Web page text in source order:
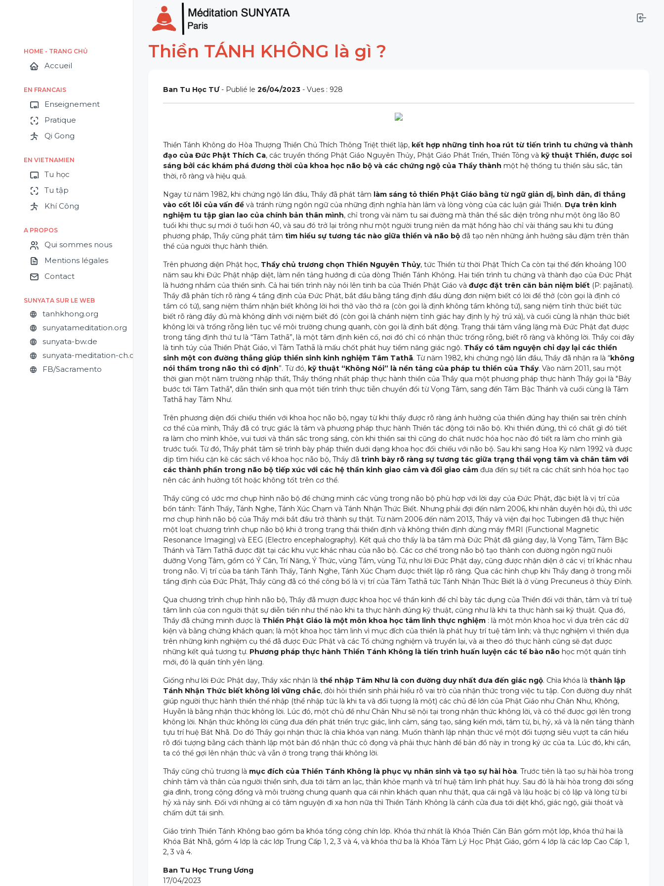
HOME - TRANG CHỦ
Accueil
EN FRANCAIS
Enseignement
Pratique
Qi Gong
EN VIETNAMIEN
Tu học
Tu tập
Khí Công
A PROPOS
Qui sommes nous
Mentions légales
Contact
SUNYATA SUR LE WEB
tanhkhong.org
sunyatameditation.org
sunyata-bw.de
sunyata-meditation-ch.org
FB/Sacramento
Thiền TÁNH KHÔNG là gì ?
Ban Tu Học TƯ- Publié le 26/04/2023 - Vues : 928
Thiền Tánh Không do Hòa Thượng Thiền Chủ Thích Thông Triệt thiết lập, kết hợp những tinh hoa rút từ tiến trình tu chứng và thành
đạo của Đức Phật Thích Ca, các truyền thống Phật Giáo Nguyên Thủy, Phật Giáo Phát Triển, Thiền Tông và kỹ thuật Thiền, được soi
sáng bởi các khám phá đương thời của khoa học não bộ và các chứng ngộ của Thầy thành một hệ thống tu thiền sâu sắc, tân
thời, rõ ràng và hiệu quả.
Ngay từ năm 1982, khi chứng ngộ lần đầu, Thầy đã phát tâm làm sáng tỏ thiền Phật Giáo bằng từ ngữ giản dị, bình dân, đi thẳng
vào cốt lõi của vấn đề và tránh rừng ngôn ngữ của những định nghĩa hàn lâm và lòng vòng của các luận giải Thiền. Dựa trên kinh
nghiệm tu tập gian lao của chính bản thân mình, chỉ trong vài năm tu sai đường mà thân thể sắc diện trông như một ông lão 80
tuổi khi thực sự mới ở tuổi hơn 40, và sau đó trở lại trông như một người trung niên da mặt hồng hào chỉ vài tháng sau khi tu đúng
phương pháp, Thầy cũng phát tâm tìm hiểu sự tương tác nào giữa thiền và não bộ đã tạo nên những ảnh hưởng sâu đậm trên thân
thể của người thực hành thiền.
Trên phương diện Phật học, Thầy chủ trương chọn Thiền Nguyên Thủy, tức Thiền từ thời Phật Thích Ca còn tại thế đến khoảng 100
năm sau khi Đức Phật nhập diệt, làm nền tảng hướng đi của dòng Thiền Tánh Không. Hai tiến trình tu chứng và thành đạo của Đức Phật
là hướng nhắm của thiền sinh. Cả hai tiến trình này nói lên tinh ba của Thiền Phật Giáo và được đặt trên căn bản niệm biết (P: pajānati).
Thầy đã phân tích rõ ràng 4 tầng định của Đức Phật, bắt đầu bằng tầng định đầu dùng đơn niệm biết có lời để thở (còn gọi là định có
tầm có tứ), sang niệm thầm nhận biết không lời hơi thở vào thở ra (còn gọi là định không tầm không tứ), sang niệm tỉnh thức biết tức
biết rõ ràng đầy đủ mà không dính với niệm biết đó (còn gọi là chánh niệm tỉnh giác hay định ly hỷ trú xả), và cuối cùng là nhận thức biết
không lời và trống rỗng liên tục về môi trường chung quanh, còn gọi là định bất động. Trạng thái tâm vắng lặng mà Đức Phật đạt được
trong tầng định thứ tư là “Tâm Tathā”, là một tâm định kiên cố, nơi đó chỉ có nhận thức trống rỗng, biết rõ ràng và không lời. Thầy coi đây
là tinh túy của Thiền Phật Giáo, vì Tâm Tathā là mấu chốt phát huy tiềm năng giác ngộ. Thầy có tâm nguyện chỉ dạy lại các thiền
sinh một con đường thẳng giúp thiền sinh kinh nghiệm Tâm Tathā. Từ năm 1982, khi chứng ngộ lần đầu, Thầy đã nhận ra là “không
nói thầm trong não thì có định”. Từ đó, kỹ thuật “Không Nói” là nền tảng của pháp tu thiền của Thầy. Vào năm 2011, sau một
thời gian một năm trường nhập thất, Thầy thống nhất pháp thực hành thiền của Thầy qua một phương pháp thực hành Thầy gọi là "Bảy
bước tới Tâm Tathā", dẫn thiền sinh qua một tiến trình thực tiễn chuyển đổi từ Vọng Tâm, sang đến Tâm Bậc Thánh và cuối cùng là Tâm
Tathā hay Tâm Như.
Trên phương diện đối chiếu thiền với khoa học não bộ, ngay từ khi thấy được rõ ràng ảnh hưởng của thiền đúng hay thiền sai trên chính
cơ thể của mình, Thầy đã có trực giác là tâm và phương pháp thực hành Thiền tác động tới não bộ. Khi thiền đúng, thì có chất gì đó tiết
ra làm cho mình khỏe, vui tươi và thần sắc trong sáng, còn khi thiền sai thì cũng do chất nước hóa học nào đó tiết ra làm cho mình già
trước tuổi. Từ đó, Thầy phát tâm sẽ trình bày pháp thiền dưới dạng khoa học đối chiếu với não bộ. Sau khi sang Hoa Kỳ năm 1992 và được
dịp tìm hiểu cặn kẽ các sách về khoa học não bộ, Thầy đã trình bày rõ ràng sự tương tác giữa trạng thái vọng tâm và chân tâm với
các thành phần trong não bộ tiếp xúc với các hệ thần kinh giao cảm và đối giao cảm đưa đến sự tiết ra các chất sinh hóa học tạo
nên các ảnh hưởng tốt hoặc không tốt trên cơ thể.
Thầy cũng có ước mơ chụp hình não bộ để chứng minh các vùng trong não bộ phù hợp với lời dạy của Đức Phật, đặc biệt là vị trí của
bốn tánh: Tánh Thấy, Tánh Nghe, Tánh Xúc Chạm và Tánh Nhận Thức Biết. Nhưng phải đợi đến năm 2006, khi nhân duyên hội đủ, thì ước
mơ chụp hình não bộ của Thầy mới bắt đầu trở thành sự thật. Từ năm 2006 đến năm 2013, Thầy và viện đại học Tubingen đã thực hiện
một loạt chương trình chụp não bộ khi ở trong trạng thái thiền định và không thiền định dùng máy fMRI (Functional Magnetic
Resonance Imaging) và EEG (Electro encephalography). Kết quả cho thấy là ba tâm mà Đức Phật đã giảng dạy, là Vọng Tâm, Tâm Bậc
Thánh và Tâm Tathā được đặt tại các khu vực khác nhau của não bộ. Các cơ chế trong não bộ tạo thành con đường ngôn ngữ nuôi
dưỡng Vọng Tâm, gồm có Ý Căn, Trí Năng, Ý Thức, vùng Tầm, vùng Tứ, như lời Đức Phật dạy, cũng được nhận diện ở các vị trí khác nhau
trong não. Vị trí của ba tánh Tánh Thấy, Tánh Nghe, Tánh Xúc Chạm được thiết lập rõ ràng. Qua các hình chụp khi Thầy đang ở trong mỗi
tầng định của Đức Phật, Thầy cũng đã có thể công bố là vị trí của Tâm Tathā tức Tánh Nhận Thức Biết là ở vùng Precuneus ở thùy Đỉnh.
Qua chương trình chụp hình não bộ, Thầy đã mượn được khoa học về thần kinh để chỉ bày tác dụng của Thiền đối với thân, tâm và trí tuệ
tâm linh của con người thật sự diễn tiến như thế nào khi ta thực hành đúng kỹ thuật, cũng như là khi ta thực hành sai kỹ thuật. Qua đó,
Thầy đã chứng minh được là Thiền Phật Giáo là một môn khoa học tâm linh thực nghiệm : là một môn khoa học vì dựa trên các dữ
kiện và bằng chứng khách quan; là một khoa học tâm linh vì mục đích của thiền là phát huy trí tuệ tâm linh; và thực nghiệm vì thiền dựa
trên những kinh nghiệm cụ thể đã được Đức Phật và các Tổ chứng nghiệm và truyền lại, và ai theo đó thực hành cũng sẽ đạt được
những kết quả tương tự. Phương pháp thực hành Thiền Tánh Không là tiến trình huấn luyện các tế bào não học một quán tính
mới, đó là quán tính yên lặng.
Giống như lời Đức Phật dạy, Thầy xác nhận là thể nhập Tâm Như là con đường duy nhất đưa đến giác ngộ. Chìa khóa là thành lập
Tánh Nhận Thức biết không lời vững chắc, đòi hỏi thiền sinh phải hiểu rõ vai trò của nhận thức trong việc tu tập. Con đường duy nhất
giúp người thực hành thiền thể nhập (thể nhập tức là khi ta và đối tượng là một) các chủ đề lớn của Phật Giáo như Chân Như, Không,
Huyễn là bằng nhận thức không lời. Lúc đó, một chủ đề như Chân Như sẽ nội tại trong nhận thức không lời, và có thể được gợi lên trong
không lời. Nhận thức không lời cũng đưa đến phát triển trực giác, linh cảm, sáng tạo, sáng kiến mới, tâm từ, bi, hỷ, xả và là nền tảng thành
tựu trí huệ Bát Nhã. Do đó Thầy gọi nhận thức là chìa khóa vạn năng. Muốn thành lập nhận thức về một đối tượng siêu vượt ta cần hiểu
rõ đối tượng bằng cách thành lập một bản đồ nhận thức cô đọng và phải thực hành để bản đồ này in trong ký ức của ta. Lúc đó, khi cần,
ta có thể gợi lên nhận thức và vẫn ở trong trạng thái không lời.
Thầy cũng chủ trương là mục đích của Thiền Tánh Không là phục vụ nhân sinh và tạo sự hài hòa. Trước tiên là tạo sự hài hòa trong
chính tâm và thân của người thiền sinh, đưa tới tâm an lạc, thân khỏe mạnh và trí huệ tâm linh phát huy. Sau đó là hài hòa trong đời sống
gia đình, trong cộng đồng và môi trường chung quanh qua cái nhìn khách quan như thật, qua cái ngã và lậu hoặc bị cô lập và lòng từ bi
hỷ xả nảy sinh. Đối với những ai có tâm nguyện đi xa hơn nữa thì Thiền Tánh Không là cánh cửa đưa tới diệt khổ, giác ngộ, giải thoát và
chấm dứt tái sinh.
Giáo trình Thiền Tánh Không bao gồm ba khóa tổng cộng chín lớp. Khóa thứ nhất là Khóa Thiền Căn Bản gồm một lớp, khóa thứ hai là
Khóa Bát Nhã, gồm 4 lớp là các lớp Trung Cấp 1, 2, 3 và 4, và khóa thứ ba là Khóa Tâm Lý Học Phật Giáo, gồm 4 lớp là các lớp Cao Cấp 1,
2, 3 và 4.
Ban Tu Học Trung Ương
17/04/2023